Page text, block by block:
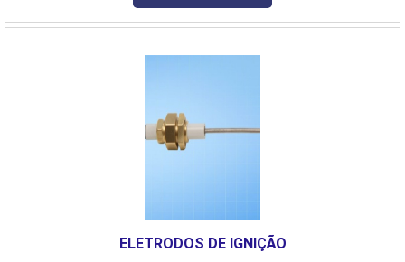
Caldeiraria A caldeiraria industrial tem como objetivo principal a
siderurgia, geração de energia, naval, química, entre outras. Esses
equipamentos são responsáveis por processos que envolvem a
combustíveis ou através de processos industriais, com aplicações
ELETRODOS DE IGNIÇÃO